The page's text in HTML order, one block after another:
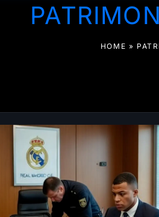
HOME »